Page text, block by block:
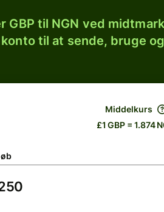
GBP til NGN ved
til at sende, bruge
Middelkurs
£1 GBP = 1.874